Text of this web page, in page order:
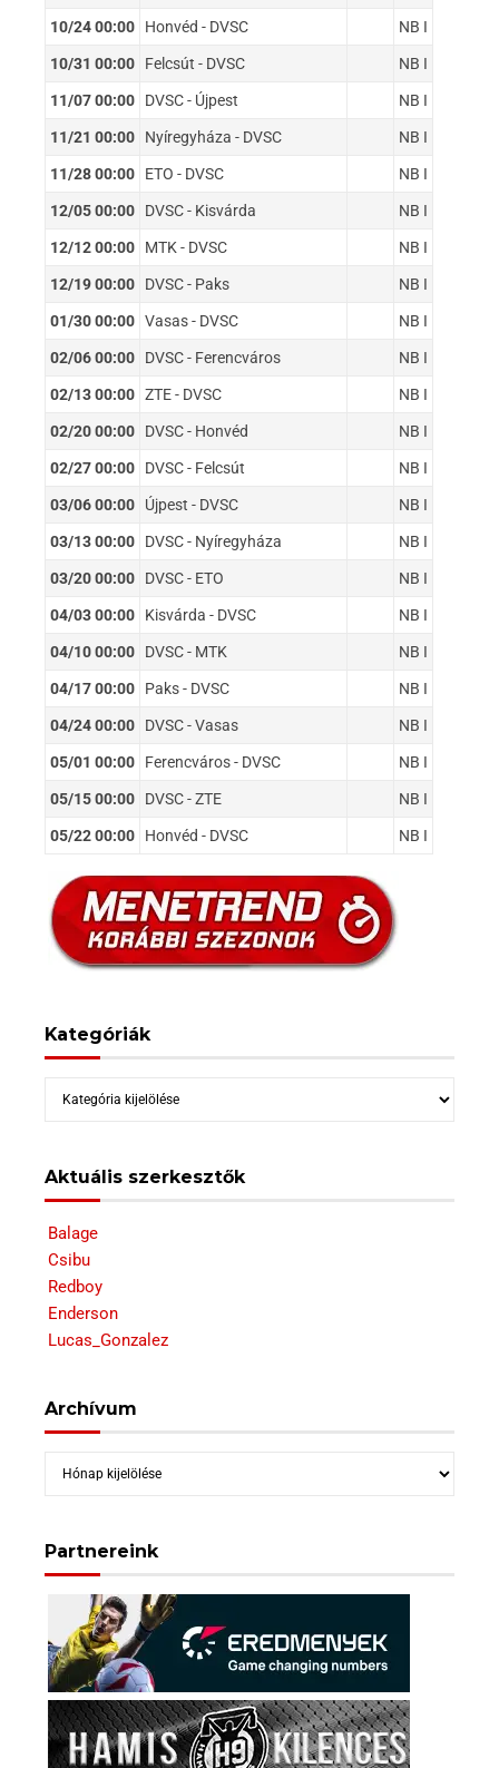
10/24 00:00 Honvéd - DVSC NB I
10/31 00:00 Felcsút - DVSC NB I
11/07 00:00 DVSC - Újpest NB I
11/21 00:00 Nyíregyháza - DVSC NB I
11/28 00:00 ETO - DVSC NB I
12/05 00:00 DVSC - Kisvárda NB I
12/12 00:00 MTK - DVSC NB I
12/19 00:00 DVSC - Paks NB I
01/30 00:00 Vasas - DVSC NB I
02/06 00:00 DVSC - Ferencváros NB I
02/13 00:00 ZTE - DVSC NB I
02/20 00:00 DVSC - Honvéd NB I
02/27 00:00 DVSC - Felcsút NB I
03/06 00:00 Újpest - DVSC NB I
03/13 00:00 DVSC - Nyíregyháza NB I
03/20 00:00 DVSC - ETO NB I
04/03 00:00 Kisvárda - DVSC NB I
04/10 00:00 DVSC - MTK NB I
04/17 00:00 Paks - DVSC NB I
04/24 00:00 DVSC - Vasas NB I
05/01 00:00 Ferencváros - DVSC NB I
05/15 00:00 DVSC - ZTE NB I
05/22 00:00 Honvéd - DVSC NB I
Kategóriák
Kategóriák
Aktuális szerkesztők
Balage
Csibu
Redboy
Enderson
Lucas_Gonzalez
Archívum
Archívum
Partnereink